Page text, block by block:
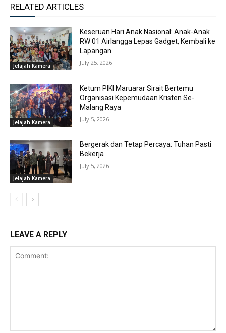
RELATED ARTICLES
Jelajah Kamera
Keseruan Hari Anak Nasional: Anak-Anak
RW 01 Airlangga Lepas Gadget, Kembali ke
Lapangan
July 25, 2026
Jelajah Kamera
Ketum PIKI Maruarar Sirait Bertemu
Organisasi Kepemudaan Kristen Se-
Malang Raya
July 5, 2026
Jelajah Kamera
Bergerak dan Tetap Percaya: Tuhan Pasti
Bekerja
July 5, 2026
LEAVE A REPLY